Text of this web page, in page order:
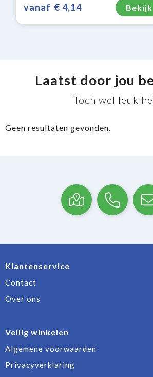
vanaf € 4,14 Bekijk
Laatst door jou
Toch wel leuk
Geen resultaten gevonden.
Klantenservice
Contact
Over ons
Veilig winkelen
Algemene voorwaarden
Privacyverklaring